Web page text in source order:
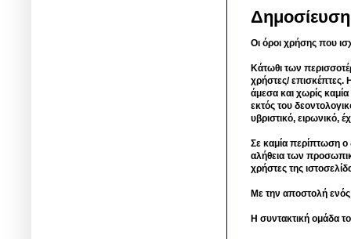
Οι όροι χρήσης που
Κάτωθι των
χρήστες/ επισκέπτες.
άμεσα και χωρίς
εκτός του
υβριστικό, ειρωνικό,
Σε καμία περίπτωση ο
αλήθεια των
χρήστες της
Με την αποστολή
Η συντακτική ομάδα